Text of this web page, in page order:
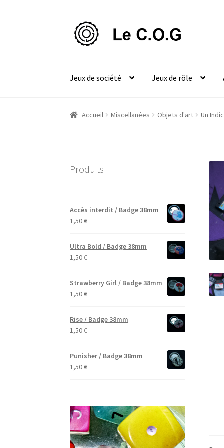
Aller
Aller
au
Jeux de société Jeux de rôle
Accueil Miscellanées Objets d'art Un
Produits
Accès interdit / Badge 38mm
1,50€
Ultra Bold / Badge 38mm
1,50€
Strawberry Girl / Badge 38mm
1,50€
Rise / Badge 38mm
1,50€
Punisher / Badge 38mm
1,50€